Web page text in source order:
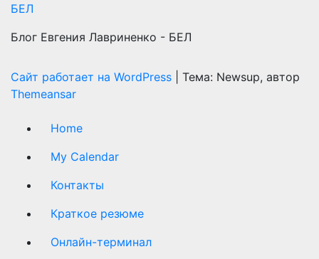
БЕЛ
Блог Евгения Лавриненко - БЕЛ
Сайт работает на WordPress
Тема: Newsup, автор
Themeansar
Home
My Calendar
Контакты
Краткое резюме
Онлайн-терминал